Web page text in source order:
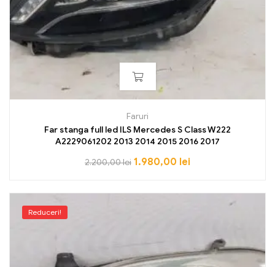
Faruri
Far stanga full led ILS Mercedes S Class W222
A2229061202 2013 2014 2015 2016 2017
2.200,00lei 1.980,00 lei
Reduceri!